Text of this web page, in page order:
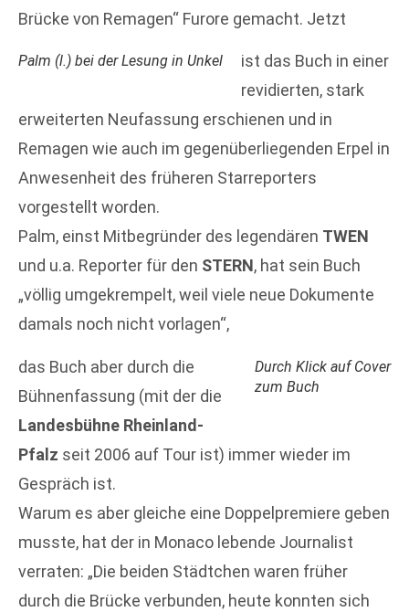
Brücke von Remagen“ Furore gemacht. Jetzt
Palm (l.) bei der Lesung in Unkel
ist das Buch in einer
revidierten, stark
erweiterten Neufassung erschienen und in
Remagen wie auch im gegenüberliegenden Erpel in
Anwesenheit des früheren Starreporters
vorgestellt worden.
Palm, einst Mitbegründer des legendären TWEN
und u.a. Reporter für den STERN, hat sein Buch
„völlig umgekrempelt, weil viele neue Dokumente
damals noch nicht vorlagen“,
Durch Klick auf Cover
zum Buch
das Buch aber durch die
Bühnenfassung (mit der die
Landesbühne Rheinland-
Pfalz seit 2006 auf Tour ist) immer wieder im
Gespräch ist.
Warum es aber gleiche eine Doppelpremiere geben
musste, hat der in Monaco lebende Journalist
verraten: „Die beiden Städtchen waren früher
durch die Brücke verbunden, heute konnten sich